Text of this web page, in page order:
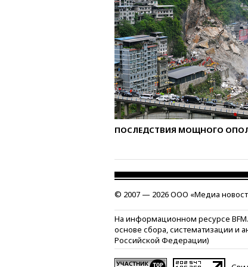
ПОСЛЕДСТВИЯ МОЩНОГО
© 2007 — 2026 ООО «Медиа
На информационном ресурсе
основе сбора, систематизации и
Российской Федерации)